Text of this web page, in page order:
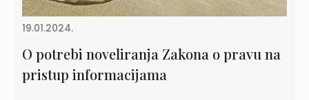
19.01.2024.
O potrebi noveliranja Zakona o pravu na
pristup informacijama